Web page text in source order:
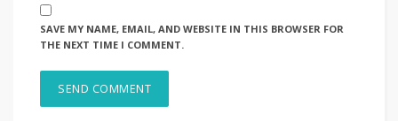
SAVE MY NAME, EMAIL, AND WEBSITE IN THIS BROWSER FOR
THE NEXT TIME I COMMENT.